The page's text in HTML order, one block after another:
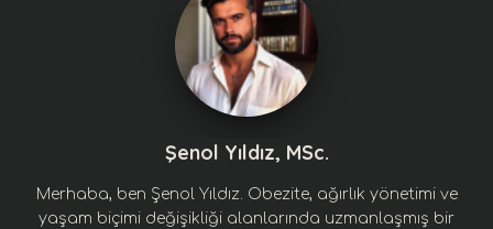
Şenol Yıldız, MSc.
Merhaba, ben Şenol Yıldız. Obezite, ağırlık yönetimi ve
yaşam biçimi değişikliği alanlarında uzmanlaşmış bir